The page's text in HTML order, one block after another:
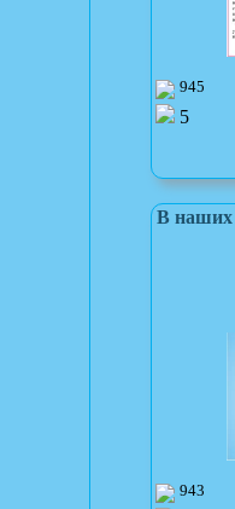
945
5
В наших
943